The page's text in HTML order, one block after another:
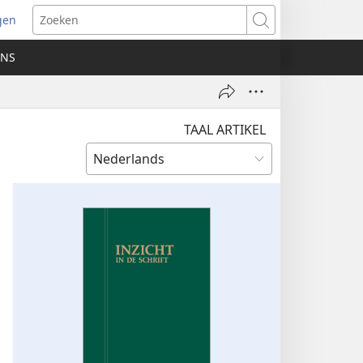
Zoeken
TAAL ARTIKEL